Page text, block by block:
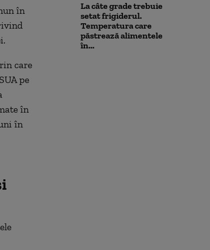
în
care
pe
în
în
La câte grade trebuie
setat frigiderul.
Temperatura care
păstrează alimentele
în...